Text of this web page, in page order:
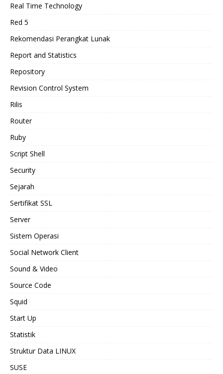
Real Time Technology
Red 5
Rekomendasi Perangkat Lunak
Report and Statistics
Repository
Revision Control System
Rilis
Router
Ruby
Script Shell
Security
Sejarah
Sertifikat SSL
Server
Sistem Operasi
Social Network Client
Sound & Video
Source Code
Squid
Start Up
Statistik
Struktur Data LINUX
SUSE